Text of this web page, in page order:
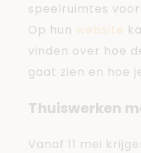
speelruimtes
Op hun website
vinden over hoe
gaat zien en hoe
Thuiswerken
Vanaf 11 mei